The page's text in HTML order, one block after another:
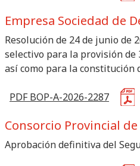
Empresa Sociedad de
Resolución de 24 de junio de
selectivo para la provisión de
así como para la constitución
PDF BOP-A-2026-2287
Consorcio Provincial
Aprobación definitiva del